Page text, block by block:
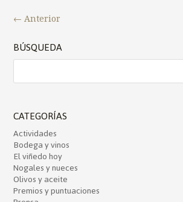
←Anterior
BÚSQUEDA
CATEGORÍAS
Actividades
Bodega y vinos
El viñedo hoy
Nogales y nueces
Olivos y aceite
Premios y puntuaciones